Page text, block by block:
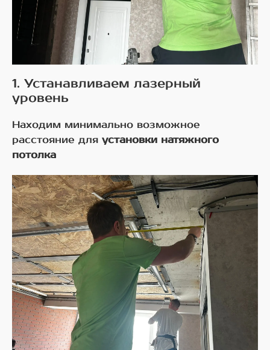
1. Устанавливаем лазерный
уровень
Находим минимально возможное
расстояние для установки натяжного
потолка